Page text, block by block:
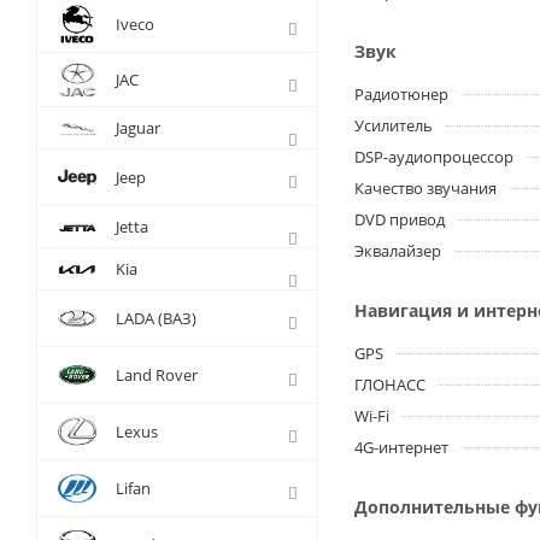
Звук
Радиотюнер
Усилитель
DSP-аудиопроцессор
Качество звучания
DVD привод
Эквалайзер
Навигация и
GPS
ГЛОНАСС
Wi-Fi
4G-интернет
Дополнительные
Iveco
JAC
Jaguar
Jeep
Jetta
Kia
LADA (ВАЗ)
Land Rover
Lexus
Lifan